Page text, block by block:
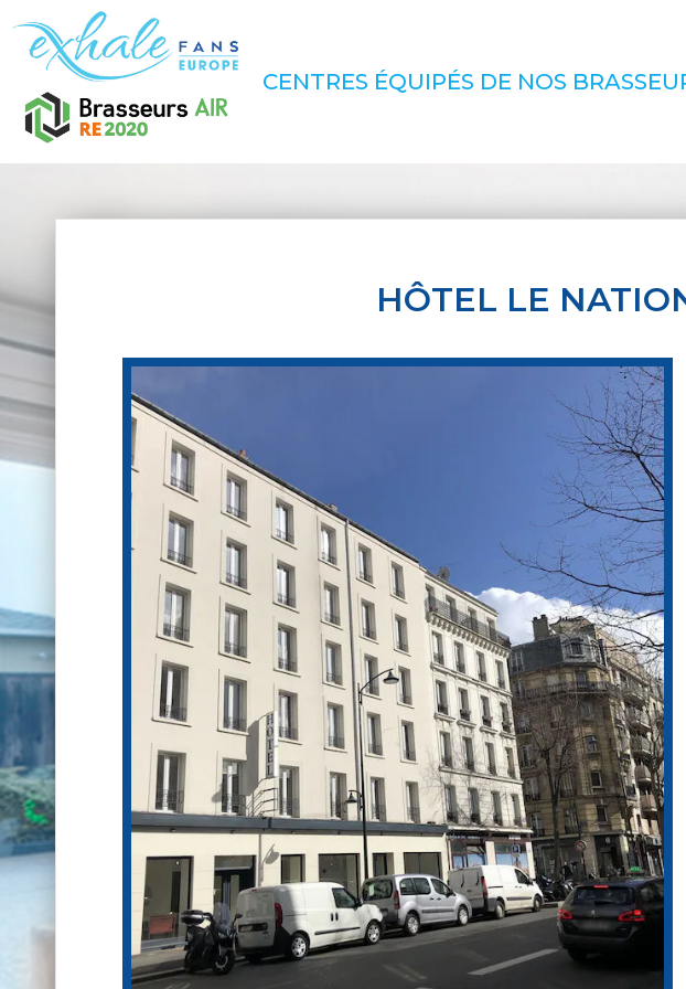
CENTRES ÉQUIPÉS DE NOS
HÔTEL LE